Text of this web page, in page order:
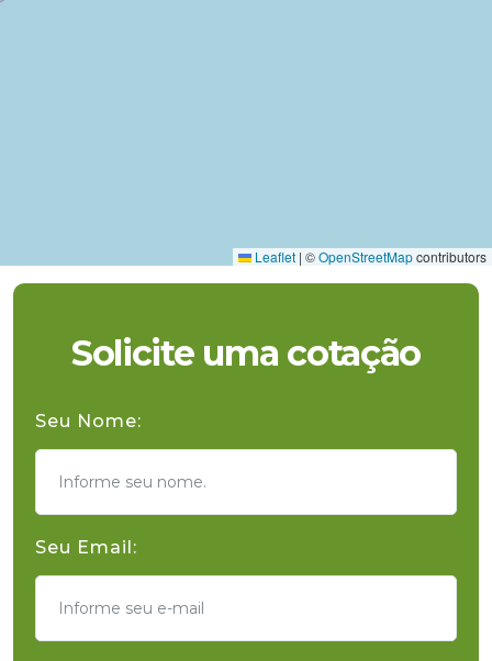
Leaflet | ©OpenStreetMapcontributors
Solicite uma cotação
Seu Nome:
Seu Email: